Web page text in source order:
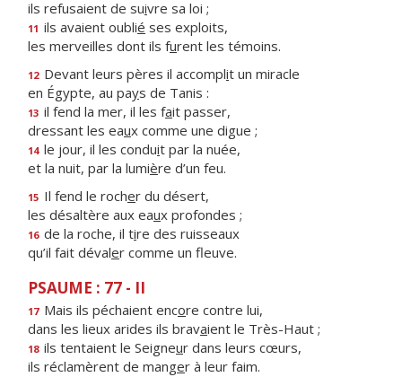
ils refusaient de suivre sa loi ;
11 ils avaient oublié ses exploits,
les merveilles dont ils furent les témoins.
12 Devant leurs pères il accomplit un miracle
en Égypte, au pays de Tanis :
13 il fend la mer, il les fait passer,
dressant les eaux comme une digue ;
14 le jour, il les conduit par la nuée,
et la nuit, par la lumière d’un feu.
15 Il fend le rocher du désert,
les désaltère aux eaux profondes ;
16 de la roche, il tire des ruisseaux
qu’il fait dévaler comme un fleuve.
PSAUME : 77 - II
17 Mais ils péchaient encore contre lui,
dans les lieux arides ils bravaient le Très-Haut ;
18 ils tentaient le Seigneur dans leurs cœurs,
ils réclamèrent de manger à leur faim.